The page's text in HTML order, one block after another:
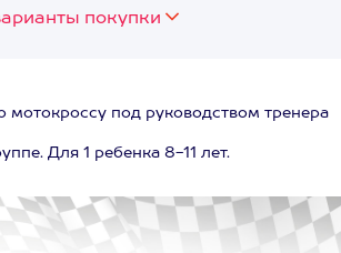
покупки
мотокроссу под руководством тренера
Для 1 ребенка 8-11 лет.